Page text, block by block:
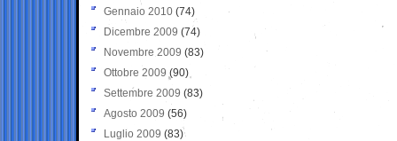
Gennaio 2010 (74)
Dicembre 2009 (74)
Novembre 2009 (83)
Ottobre 2009 (90)
Settembre 2009 (83)
Agosto 2009 (56)
Luglio 2009 (83)